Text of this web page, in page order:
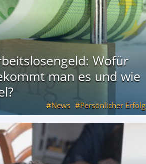
Wofür
man es und wie
News Persönlicher Erfolg
viel?